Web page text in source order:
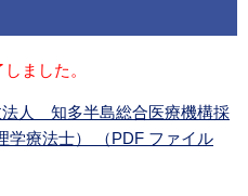
ました。
人 知多半島総合医療機構採
学療法士） （PDF ファイル